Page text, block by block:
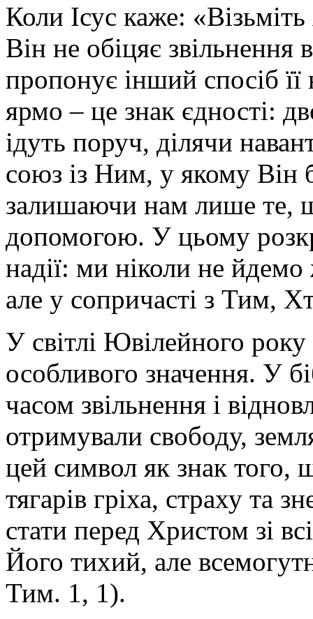
Коли Ісус каже:
Він не обіцяє звільнення
пропонує інший спосіб
ярмо – це знак єдності:
ідуть поруч, ділячи
союз із Ним, у якому Він
залишаючи нам лише те,
допомогою. У цьому
надії: ми ніколи не
але у сопричасті з Тим,
У світлі Ювілейного року
особливого значення. У
часом звільнення і
отримували свободу,
цей символ як знак того,
тягарів гріха, страху та
стати перед Христом зі
Його тихий, але
Тим. 1, 1).